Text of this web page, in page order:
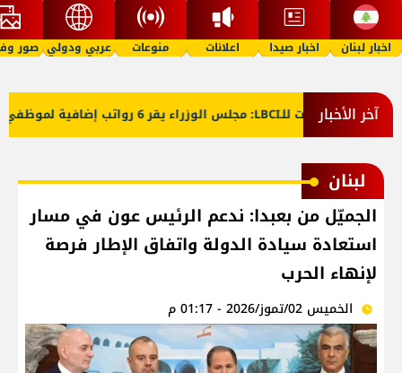
اخبار لبنان اخبار صيدا اعلانات منوعات عربي ودولي صور
آخر الأخبار
معلومات للـLBCI: مجلس الوزراء يقر 6 رواتب إضافية لموظفي القطاع العام وصرف الفروقات بأثر رجعي منذ آذار
لبنان
الجميّل من بعبدا: ندعم الرئيس عون في مسار
استعادة سيادة الدولة واتفاق الإطار فرصة
لإنهاء الحرب
الخميس 02/تموز/2026 - 01:17 م